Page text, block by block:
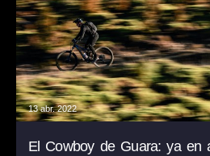
13 abr. 2022
El Cowboy de Guara: ya en